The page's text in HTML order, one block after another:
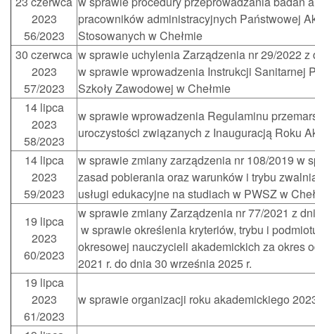
2023
56/2023
pracowników administracyjnych Państwowej
Stosowanych w Chełmie
30 czerwca
2023
57/2023
w sprawie uchylenia Zarządzenia nr 29/2022 z
w sprawie wprowadzenia Instrukcji Sanitarnej
Szkoły Zawodowej w Chełmie
14 lipca
2023
58/2023
w sprawie wprowadzenia Regulaminu
uroczystości związanych z Inauguracją Roku
14 lipca
2023
59/2023
w sprawie zmiany zarządzenia nr 108/2019 w
zasad pobierania oraz warunków i trybu
usługi edukacyjne na studiach w PWSZ w
19 lipca
2023
60/2023
w sprawie zmiany Zarządzenia nr 77/2021 z
w sprawie określenia kryteriów, trybu i
okresowej nauczycieli akademickich za okres
2021 r. do dnia 30 września 2025 r.
19 lipca
2023
61/2023
w sprawie organizacji roku akademickiego